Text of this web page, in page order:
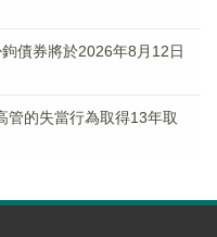
債券將於2026年8月12日
管的失當行為取得13年取